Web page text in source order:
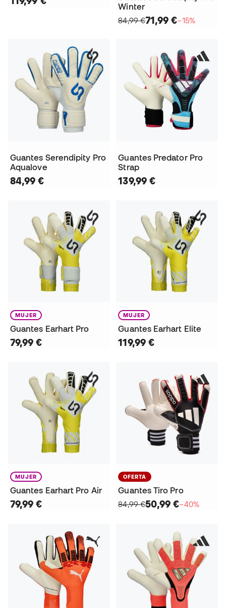
Winter
84,99 €71,99 €−15%
Guantes Serendipity Pro
Aqualove
84,99 €
Guantes Predator Pro
Strap
139,99 €
MUJER
Guantes Earhart Pro
79,99 €
MUJER
Guantes Earhart Elite
119,99 €
MUJER
Guantes Earhart Pro Air
79,99 €
OFERTA
Guantes Tiro Pro
84,99 €50,99 €−40%